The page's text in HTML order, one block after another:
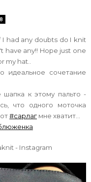
I had any doubts do I knit
any!! Hope just one
my hat..
идеальное сочетание
к этому пальто -
что одного моточка
от#сарлаг мне хватит...
- Instagram